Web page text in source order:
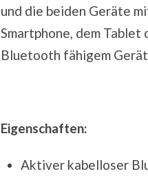
und die beiden Geräte
Smartphone, dem Tablet
Bluetooth fähigem
Eigenschaften:
Aktiver kabelloser